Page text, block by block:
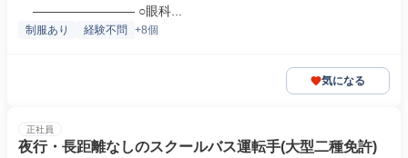
―――――――― ○眼科...
制服あり 経験不問 +8個
気になる
正社員
夜行・長距離なしのスクールバス運転手(大型二種免許)